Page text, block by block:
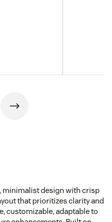
minimalist design with crisp
that prioritizes clarity and
customizable, adaptable to